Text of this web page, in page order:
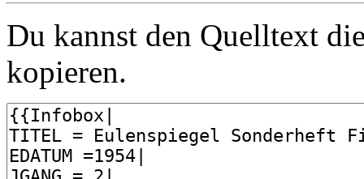
Du kannst den Quelltext
kopieren.